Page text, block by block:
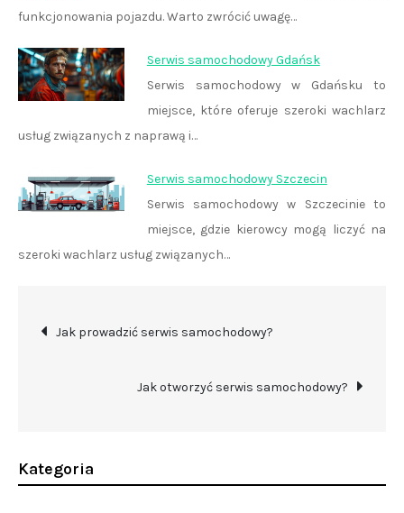
funkcjonowania pojazdu. Warto zwrócić uwagę…
Serwis samochodowy Gdańsk
Serwis samochodowy w Gdańsku to
miejsce, które oferuje szeroki wachlarz
usług związanych z naprawą i…
Serwis samochodowy Szczecin
Serwis samochodowy w Szczecinie to
miejsce, gdzie kierowcy mogą liczyć na
szeroki wachlarz usług związanych…
Nawigacja
wpisu
Jak prowadzić serwis samochodowy?
Jak otworzyć serwis samochodowy?
Kategoria